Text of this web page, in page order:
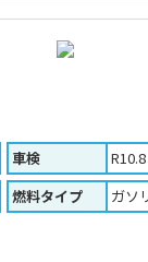
車検
R10.8
燃料タイプ
ガソ